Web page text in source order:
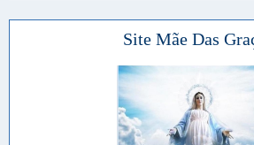
Site Mãe Das